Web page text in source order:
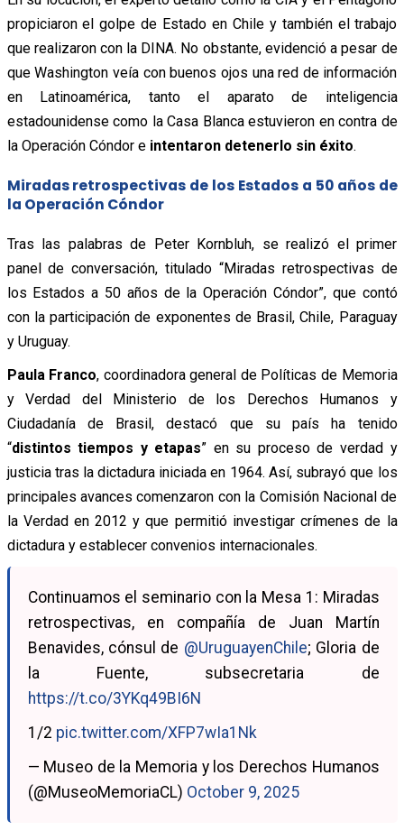
propiciaron el golpe de Estado en Chile y también el trabajo
que realizaron con la DINA. No obstante, evidenció a pesar de
que Washington veía con buenos ojos una red de información
en Latinoamérica, tanto el aparato de inteligencia
estadounidense como la Casa Blanca estuvieron en contra de
la Operación Cóndor eintentaron detenerlo sin éxito.
Miradas retrospectivas de los Estados a 50 años de
la Operación Cóndor
Tras las palabras de Peter Kornbluh, se realizó el primer
panel de conversación, titulado “Miradas retrospectivas de
los Estados a 50 años de la Operación Cóndor”, que contó
con la participación de exponentes de Brasil, Chile, Paraguay
y Uruguay.
Paula Franco, coordinadora general de Políticas de Memoria
y Verdad del Ministerio de los Derechos Humanos y
Ciudadanía de Brasil, destacó que su país ha tenido
“distintos tiempos y etapas” en su proceso de verdad y
justicia tras la dictadura iniciada en 1964. Así, subrayó que los
principales avances comenzaron con la Comisión Nacional de
la Verdad en 2012 y que permitió investigar crímenes de la
dictadura y establecer convenios internacionales.
Continuamos el seminario con la Mesa 1: Miradas
retrospectivas, en compañía de Juan Martín
Benavides, cónsul de @UruguayenChile; Gloria de
la Fuente, subsecretaria de
https://t.co/3YKq49BI6N
1/2 pic.twitter.com/XFP7wIa1Nk
— Museo de la Memoria y los Derechos Humanos
(@MuseoMemoriaCL) October 9, 2025